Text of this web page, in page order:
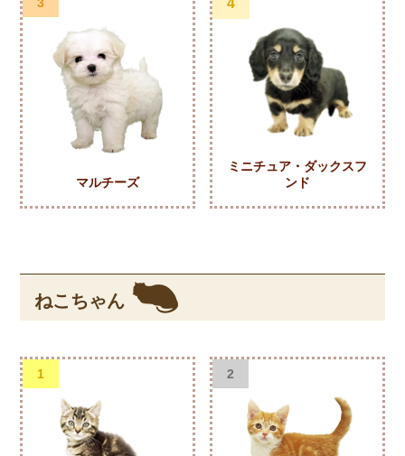
マルチーズ
4
ミニチュア・ダックスフ
ンド
ねこちゃん
1 2